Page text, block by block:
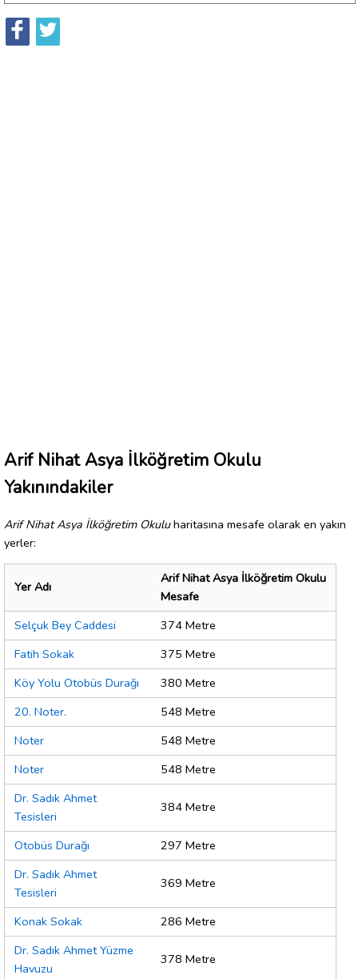
Arif Nihat Asya İlköğretim Okulu
Yakınındakiler
Arif Nihat Asya İlköğretim Okuluharitasına mesafe olarak en yakın
yerler:
Yer Adı
Arif Nihat Asya İlköğretim Okulu
Mesafe
Selçuk Bey Caddesi
374 Metre
Fatih Sokak
375 Metre
Köy Yolu Otobüs Durağı
380 Metre
20. Noter.
548 Metre
Noter
548 Metre
Noter
548 Metre
Dr. Sadık Ahmet
Tesisleri
384 Metre
Otobüs Durağı
297 Metre
Dr. Sadık Ahmet
Tesisleri
369 Metre
Konak Sokak
286 Metre
Dr. Sadık Ahmet Yüzme
Havuzu
378 Metre